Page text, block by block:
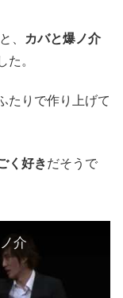
、
カバと爆ノ介
た。
たりで作り上げて
く好きだそうで
介